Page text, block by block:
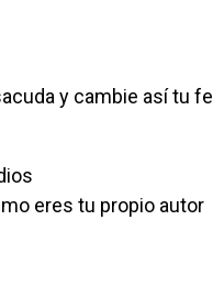
y cambie así tu fe
eres tu propio autor